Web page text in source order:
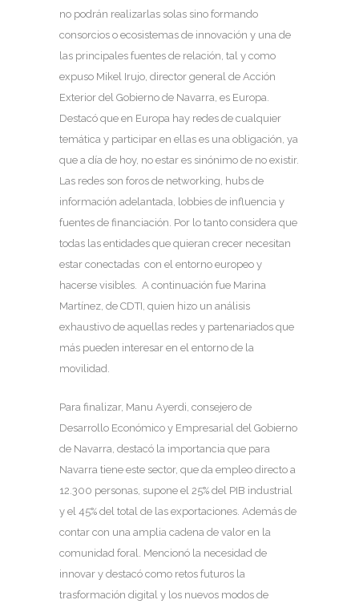
no podrán realizarlas solas sino formando
consorcios o ecosistemas de innovación y una de
las principales fuentes de relación, tal y como
expuso Mikel Irujo, director general de Acción
Exterior del Gobierno de Navarra, es Europa.
Destacó que en Europa hay redes de cualquier
temática y participar en ellas es una obligación, ya
que a día de hoy, no estar es sinónimo de no existir.
Las redes son foros de networking, hubs de
información adelantada, lobbies de influencia y
fuentes de financiación. Por lo tanto considera que
todas las entidades que quieran crecer necesitan
estar conectadas con el entorno europeo y
hacerse visibles. A continuación fue Marina
Martínez, de CDTI, quien hizo un análisis
exhaustivo de aquellas redes y partenariados que
más pueden interesar en el entorno de la
movilidad.
Para finalizar, Manu Ayerdi, consejero de
Desarrollo Económico y Empresarial del Gobierno
de Navarra, destacó la importancia que para
Navarra tiene este sector, que da empleo directo a
12.300 personas, supone el 25% del PIB industrial
y el 45% del total de las exportaciones. Además de
contar con una amplia cadena de valor en la
comunidad foral. Mencionó la necesidad de
innovar y destacó como retos futuros la
trasformación digital y los nuevos modos de